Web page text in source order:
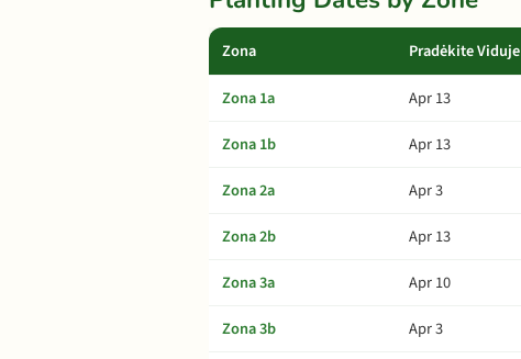
Zona Pradėkite Viduje
Zona 1a Apr 13
Zona 1b
Apr 13
Zona 2a
Apr 3
Zona 2b
Apr 13
Zona 3a
Apr 10
Zona 3b
Apr 3